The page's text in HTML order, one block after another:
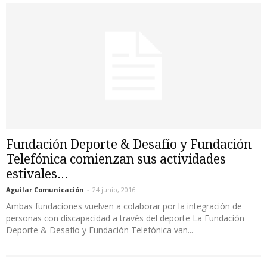
Fundación Deporte & Desafío y Fundación
Telefónica comienzan sus actividades
estivales...
Aguilar Comunicación - 24 junio, 2016
Ambas fundaciones vuelven a colaborar por la integración de
personas con discapacidad a través del deporte La Fundación
Deporte & Desafío y Fundación Telefónica van...